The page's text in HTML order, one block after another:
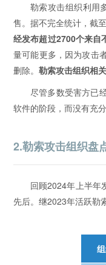
勒索攻击组织利用
售。据不完全统计，截
经发布超过2700个来自
量可能更多，因为攻击
删除。 勒索攻击组织相
尽管多数受害方已
软件的阶段，而没有充
2.勒索攻击组织盘
回顾2024年上半年
先后。继2023年活跃勒